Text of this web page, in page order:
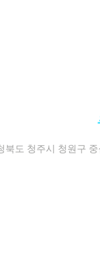
북도 청주시 청원구